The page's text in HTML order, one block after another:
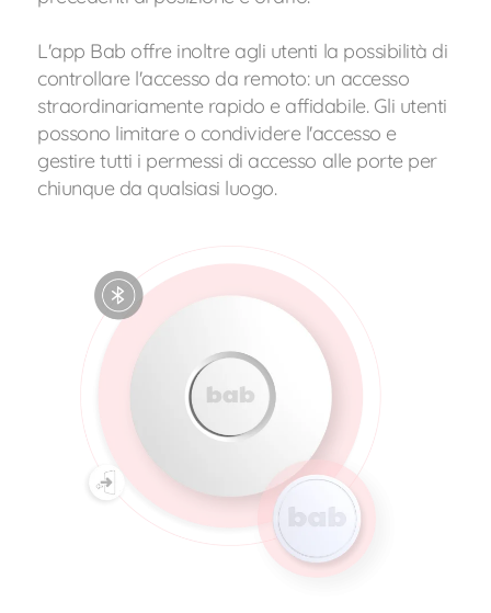
L'app Bab offre inoltre agli utenti la possibilità di
controllare l'accesso da remoto: un accesso
straordinariamente rapido e affidabile. Gli utenti
possono limitare o condividere l'accesso e
gestire tutti i permessi di accesso alle porte per
chiunque da qualsiasi luogo.